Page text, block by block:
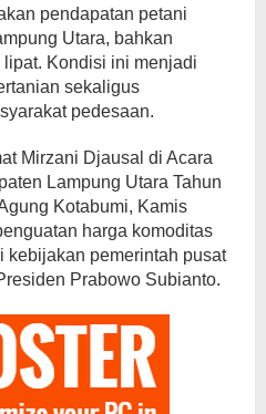
pendapatan petani
Utara, bahkan
Kondisi ini menjadi
sekaligus
pedesaan.
Mirzani Djausal di Acara
Lampung Utara Tahun
Kotabumi, Kamis
harga komoditas
kebijakan pemerintah pusat
Prabowo Subianto.